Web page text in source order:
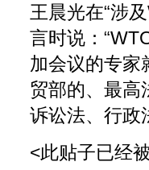
王晨光在“涉
言时说：
加会议的专家
贸部的、最高
诉讼法、行政
<此贴子已经